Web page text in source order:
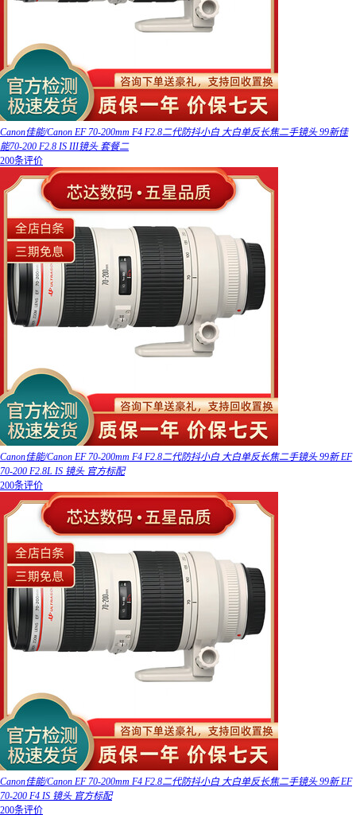
Canon佳能/Canon EF 70-200mm F4 F2.8二代防抖小白 大白单反长焦二手镜头 99新佳
能70-200 F2.8 IS III镜头 套餐二
200条评价
Canon佳能/Canon EF 70-200mm F4 F2.8二代防抖小白 大白单反长焦二手镜头 99新 EF
70-200 F2.8L IS 镜头 官方标配
200条评价
Canon佳能/Canon EF 70-200mm F4 F2.8二代防抖小白 大白单反长焦二手镜头 99新 EF
70-200 F4 IS 镜头 官方标配
200条评价